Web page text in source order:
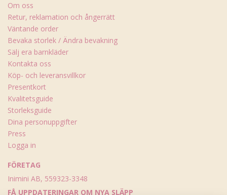
Om oss
Retur, reklamation och ångerrätt
Väntande order
Bevaka storlek / Ändra bevakning
Sälj era barnkläder
Kontakta oss
Köp- och leveransvillkor
Presentkort
Kvalitetsguide
Storleksguide
Dina personuppgifter
Press
Logga in
FÖRETAG
Inimini AB, 559323-3348
FÅ UPPDATERINGAR OM NYA SLÄPP